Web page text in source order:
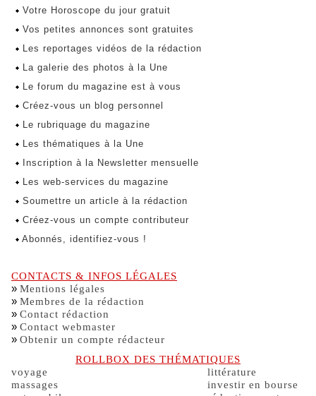
Votre Horoscope du jour gratuit
Vos petites annonces sont gratuites
Les reportages vidéos de la rédaction
La galerie des photos à la Une
Le forum du magazine est à vous
Créez-vous un blog personnel
Le rubriquage du magazine
Les thématiques à la Une
Inscription à la Newsletter mensuelle
Les web-services du magazine
Soumettre un article à la rédaction
Créez-vous un compte contributeur
Abonnés, identifiez-vous !
CONTACTS & INFOS LÉGALES
» Mentions légales
» Membres de la rédaction
» Contact rédaction
» Contact webmaster
» Obtenir un compte rédacteur
ROLLBOX DES THÉMATIQUES
voyage
massages
littérature
investir en bourse